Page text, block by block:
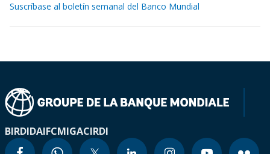
Suscríbase al boletín semanal del Banco Mundial
BIRDIDAIFCMIGACIRDI